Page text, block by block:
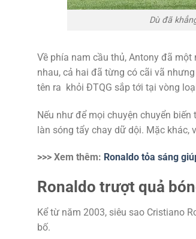
Dù đã
Về phía nam cầu thủ, Antony đã
nhau, cả hai đã từng có cãi vã
tên ra khỏi ĐTQG sắp tới tại vòng
Nếu như để mọi chuyện chuyển
làn sóng tẩy chay dữ dội. Mặc khác,
>>> Xem thêm: Ronaldo tỏa sáng
Ronaldo trượt quả
Kể từ năm 2003, siêu sao Cristiano
bố.